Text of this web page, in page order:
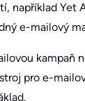
například
e-mailový
kampaň
pro e-